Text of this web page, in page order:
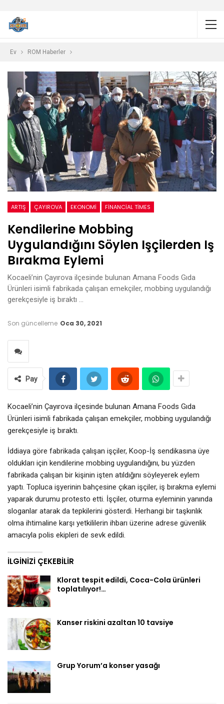
Ev ROM Haberler
ARTIŞ ÇAYIROVA EKONOMI FINANCIAL TIMES
Kendilerine Mobbing
Uygulandığını Söylen Işçilerden Iş
Bırakma Eylemi
Kocaeli’nin Çayırova ilçesinde bulunan Amana Foods Gıda
Ürünleri isimli fabrikada çalışan emekçiler, mobbing uygulandığı
gerekçesiyle iş bıraktı …
Son güncelleme Oca 30, 2021
Pay
Kocaeli’nin Çayırova ilçesinde bulunan Amana Foods Gıda
Ürünleri isimli fabrikada çalışan emekçiler, mobbing uygulandığı
gerekçesiyle iş bıraktı.
İddiaya göre fabrikada çalışan işçiler, Koop-İş sendikasına üye
oldukları için kendilerine mobbing uygulandığını, bu yüzden
fabrikada çalışan bir kişinin işten atıldığını söyleyerek eylem
yaptı. Topluca işyerinin bahçesine çıkan işçiler, iş bırakma eylemi
yaparak durumu protesto etti. İşçiler, oturma eyleminin yanında
sloganlar atarak da tepkilerini gösterdi. Herhangi bir taşkınlık
olma ihtimaline karşı yetkililerin ihbarı üzerine adrese güvenlik
amacıyla polis ekipleri de sevk edildi.
İLGINIZI ÇEKEBILIR
Klorat tespit edildi, Coca-Cola ürünleri
toplatılıyor!…
Kanser riskini azaltan 10 tavsiye
Grup Yorum’a konser yasağı